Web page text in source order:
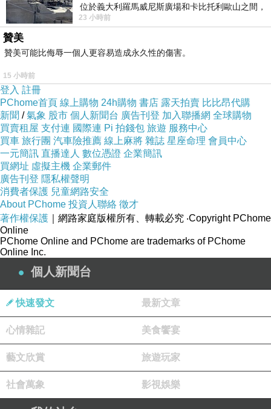
位於義大利羅馬威尼斯廣場和卡比托利歐山之間，
用以紀念統一義大利統一後的的第一位國
23 小時前
贊美
贊美可能比侮辱一個人更容易造成永久性的傷害。
15 小時前
登入 註冊
PChome首頁 線上購物 24h購物 書店 露天拍賣 比比昂代購
新聞 /氣象 股市 個人新聞台 廣告刊登 加入聯播網 全球購物
買賣租屋 支付連 國際連 Pi 拍錢包 旅遊 服務中心
買車 旅行團 汽車險推薦 線上麻將 雜誌 星座命理 會員中心
一元簡訊 直播達人 數位憑證 企業簡訊
買網址 虛擬主機 企業郵件
廣告刊登 隱私權聲明
消費者保護 兒童網路安全
About PChome 投資人聯絡 徵才
著作權保護 ｜網路家庭版權所有、轉載必究 ‧Copyright PChome
Online
PChome Online and PChome are trademarks of PChome
Online Inc.
個人新聞台
快速發文 最新文章
心情雜記 美食饗宴
藝文欣賞 旅遊玩家
社會萬象 影視娛樂